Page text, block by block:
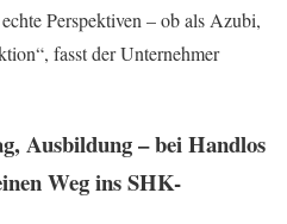
Perspektiven – ob als Azubi,
fasst der Unternehmer
Ausbildung – bei Handlos
Weg ins SHK-